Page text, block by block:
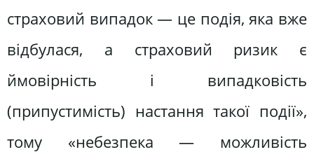
страховий випадок — це подія, яка вже
відбулася, а страховий ризик є
ймовірність і випадковість
(припустимість) настання такої події»,
тому «небезпека — можливість